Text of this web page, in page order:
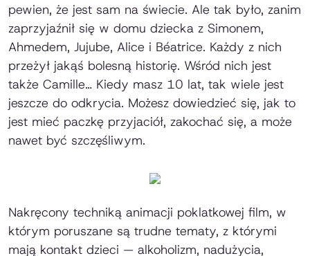
pewien, że jest sam na świecie. Ale tak było, zanim
zaprzyjaźnił się w domu dziecka z Simonem,
Ahmedem, Jujube, Alice i Béatrice. Każdy z nich
przeżył jakąś bolesną historię. Wśród nich jest
także Camille… Kiedy masz 10 lat, tak wiele jest
jeszcze do odkrycia. Możesz dowiedzieć się, jak to
jest mieć paczkę przyjaciół, zakochać się, a może
nawet być szczęśliwym.
Nakręcony techniką animacji poklatkowej film, w
którym poruszane są trudne tematy, z którymi
mają kontakt dzieci — alkoholizm, nadużycia,